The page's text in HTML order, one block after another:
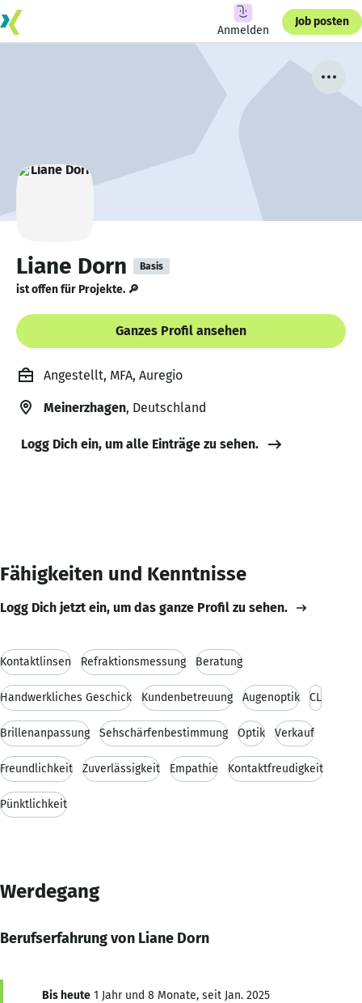
Anmelden
Job posten
Liane Dorn Basis
ist offen für Projekte. 🔎
Ganzes Profil ansehen
Angestellt, MFA, Auregio
Meinerzhagen, Deutschland
Logg Dich ein, um alle Einträge zu sehen.
Fähigkeiten und Kenntnisse
Logg Dich jetzt ein, um das ganze Profil zu sehen.
Kontaktlinsen Refraktionsmessung Beratung
Handwerkliches Geschick Kundenbetreuung Augenoptik CL
Brillenanpassung Sehschärfenbestimmung Optik Verkauf
Freundlichkeit Zuverlässigkeit Empathie Kontaktfreudigkeit
Pünktlichkeit
Werdegang
Berufserfahrung von Liane Dorn
Bis heute 1 Jahr und 8 Monate, seit Jan. 2025